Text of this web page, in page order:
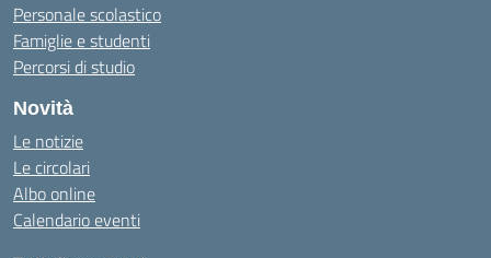
Personale scolastico
Famiglie e studenti
Percorsi di studio
Novità
Le notizie
Le circolari
Albo online
Calendario eventi